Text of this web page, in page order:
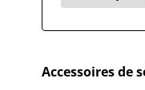
Accessoires de